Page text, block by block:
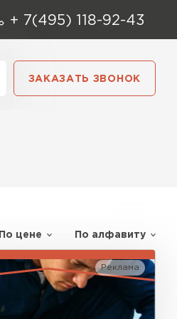
+ 7(495) 118-92-43
ЗАКАЗАТЬ ЗВОНОК
По цене По алфавиту
Реклама
Контакты